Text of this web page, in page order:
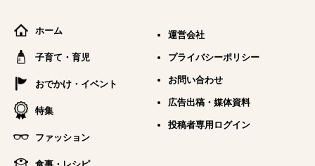
ホーム
子育て・育児
おでかけ・イベント
特集
ファッション
食事・レシピ
運営会社
プライバシーポリシー
お問い合わせ
広告出稿・媒体資料
投稿者専用ログイン